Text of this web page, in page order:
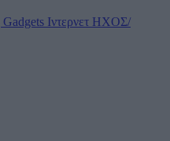
Gadgets Ιντερνετ ΗΧΟΣ/